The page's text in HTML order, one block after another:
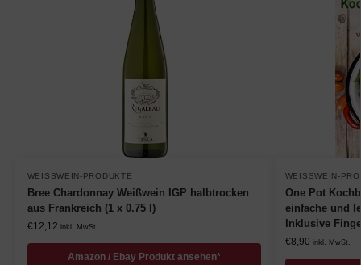
WEISSWEIN-PRODUKTE
Bree Chardonnay Weißwein IGP halbtrocken
aus Frankreich (1 x 0.75 l)
€12,12 inkl. MwSt.
Amazon / Ebay Produkt ansehen*
WEISSWEIN-
One Pot
einfache und
Inklusive
€8,90 inkl. MwSt.